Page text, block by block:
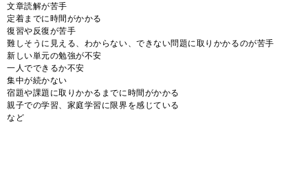
文章読解が苦手
定着までに時間がかかる
復習や反復が苦手
難しそうに見える、わからない、できない問題に取りかかるのが苦手
新しい単元の勉強が不安
一人でできるか不安
集中が続かない
宿題や課題に取りかかるまでに時間がかかる
親子での学習、家庭学習に限界を感じている
など